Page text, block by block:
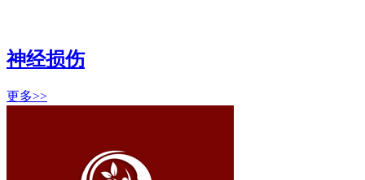
神经损伤
更多>>